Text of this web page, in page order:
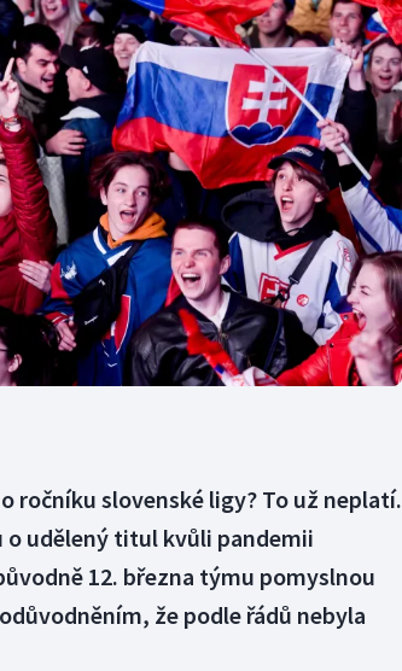
Moderní pětiboj
Motorsport
Olympijské hry
Parasport
Plavání
Plážový volejbal
Triatlon
Veslování
Vodní slalom
Volejbal
Ostatní
ročníku slovenské ligy? To už neplatí.
o udělený titul kvůli pandemii
12. března týmu pomyslnou
že podle řádů nebyla